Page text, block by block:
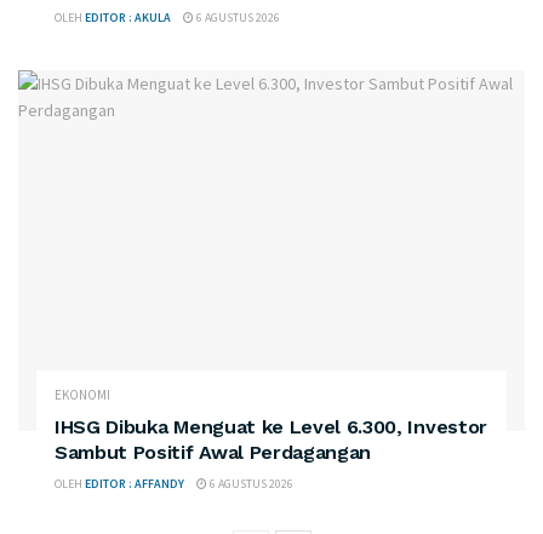
OLEH EDITOR : AKULA 6 AGUSTUS 2026
EKONOMI
IHSG Dibuka Menguat ke Level 6.300, Investor
Sambut Positif Awal Perdagangan
OLEH EDITOR : AFFANDY 6 AGUSTUS 2026